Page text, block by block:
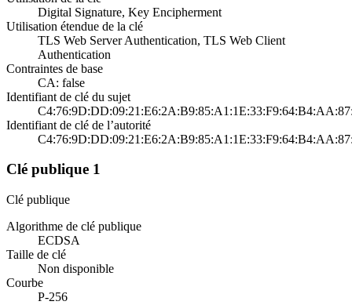
Digital Signature, Key Encipherment
Utilisation étendue de la clé
TLS Web Server Authentication, TLS Web Client
Authentication
Contraintes de base
CA: false
Identifiant de clé du sujet
Identifiant de clé de l’autorité
Clé publique 1
Clé publique
Algorithme de clé publique
ECDSA
Taille de clé
Non disponible
Courbe
P-256